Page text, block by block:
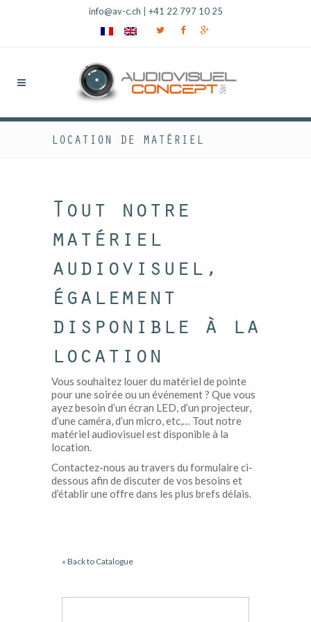
info@av-c.ch +41 22 797 10 25
LOCATION DE MATÉRIEL
Tout notre
matériel
audiovisuel,
également
disponible à la
location
Vous souhaitez louer du matériel de pointe
pour une soirée ou un événement ? Que vous
ayez besoin d’un écran LED, d’un projecteur,
d’une caméra, d’un micro, etc,… Tout notre
matériel audiovisuel est disponible à la
location.
Contactez-nous au travers du formulaire ci-
dessous afin de discuter de vos besoins et
d’établir une offre dans les plus brefs délais.
« Back to Catalogue